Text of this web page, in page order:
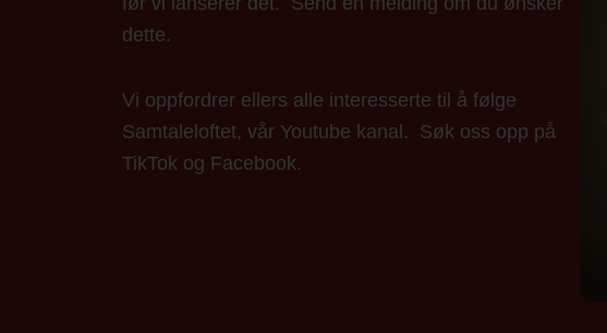
dette.
Vi oppfordrer ellers alle interesserte til å følge
Samtaleloftet, vår Youtube kanal. Søk oss opp på
TikTok og Facebook.